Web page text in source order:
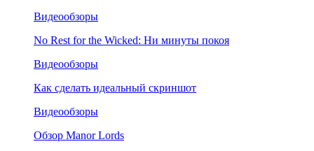
Видеообзоры
No Rest for the Wicked: Ни минуты покоя
Видеообзоры
Как сделать идеальный скриншот
Видеообзоры
Обзор Manor Lords